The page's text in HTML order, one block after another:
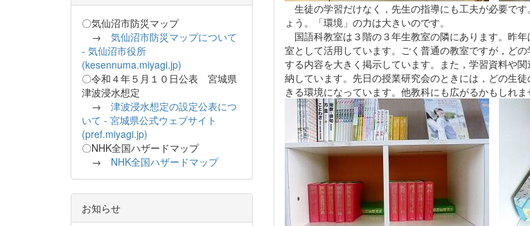
生徒の学習だけなく，先生の指導にも工夫が必要で
ょう。「環境」の力は大きいのです。
国語科教室は３階の３年生教室の隣にあります。昨
室として活用しています。ごく普通の教室ですが，ど
する内容を大きく掲示しています。また，学習資料や
納しています。先日の授業研究会のときには，どの生
きる環境になっています。他教科にも広がるかもしれま
〇気仙沼市防災マップ
→ 気仙沼市防災マップについて
- 気仙沼市役所
(kesennuma.miyagi.jp)
〇令和４年５月１０日公表 宮城県
津波浸水想定
→ 津波浸水想定の設定公表につ
いて - 宮城県公式ウェブサイト
(pref.miyagi.jp)
〇NHK全国ハザードマップ
→ NHK全国ハザードマップ
お知らせ